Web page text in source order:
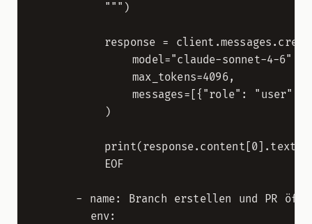
          """)
response =
              model="claude-sonnet-4-6",
              max_tokens=4096,
messages=[{"role": "user",
          )
          print(response.content[0].text)
          EOF
- name: Branch erstellen und PR
        env: